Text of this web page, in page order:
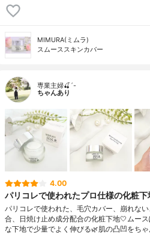
MIMURA(ミムラ)
スムーススキンカバー
専業主婦🍒´-
ちゃんあり
4.00
パリコレで使われたプロ仕様の化粧
パリコレで使われた、毛穴カバー、崩れな
合、日焼け止め成分配合の化粧下地🤍ムー
な下地で少量でよく伸びる🌿肌の凸凹をちゃ